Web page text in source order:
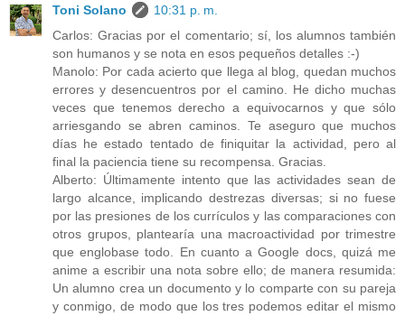
Toni Solano
10:31 p. m.
Carlos: Gracias por el comentario; sí, los alumnos también
son humanos y se nota en esos pequeños detalles :-)
Manolo: Por cada acierto que llega al blog, quedan muchos
errores y desencuentros por el camino. He dicho muchas
veces que tenemos derecho a equivocarnos y que sólo
arriesgando se abren caminos. Te aseguro que muchos
días he estado tentado de finiquitar la actividad, pero al
final la paciencia tiene su recompensa. Gracias.
Alberto: Últimamente intento que las actividades sean de
largo alcance, implicando destrezas diversas; si no fuese
por las presiones de los currículos y las comparaciones con
otros grupos, plantearía una macroactividad por trimestre
que englobase todo. En cuanto a Google docs, quizá me
anime a escribir una nota sobre ello; de manera resumida:
Un alumno crea un documento y lo comparte con su pareja
y conmigo, de modo que los tres podemos editar el mismo